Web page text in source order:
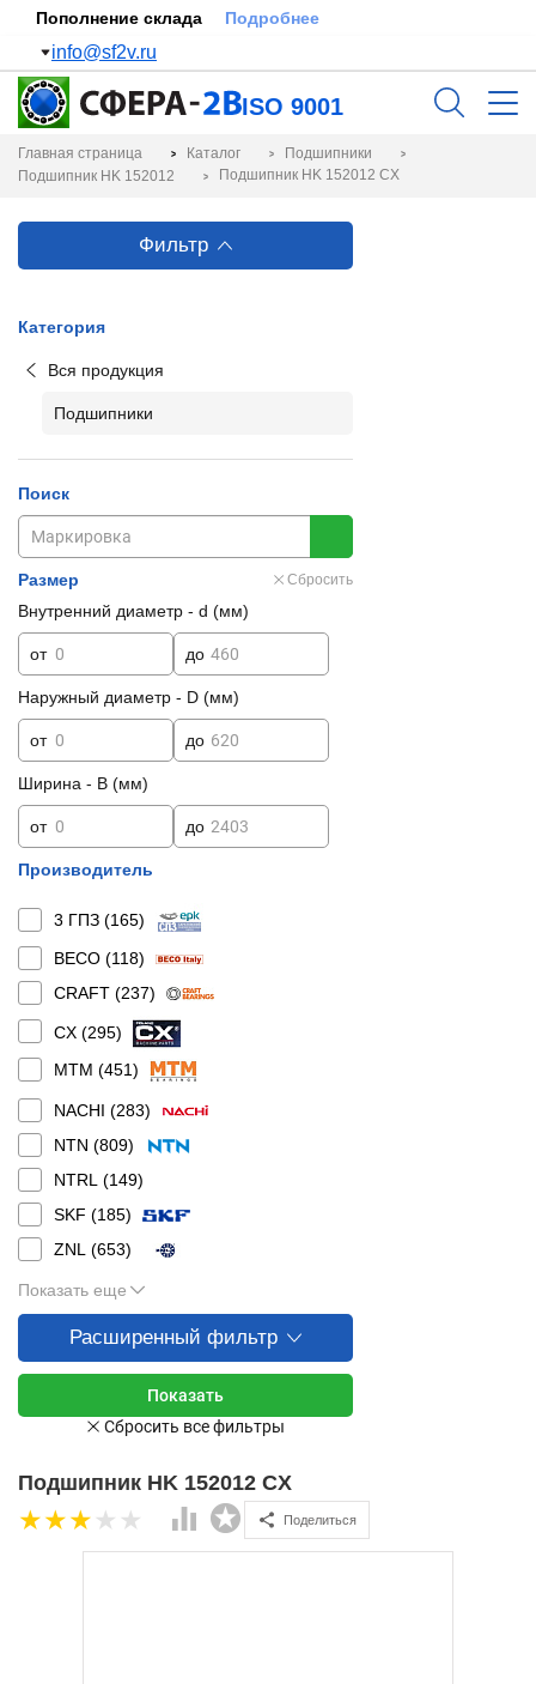
Пополнение склада Подробнее
info@sf2v.ru
ISO 9001
Главная страница Каталог
Подшипники
Подшипник HK 152012
Подшипник HK 152012 CX
Фильтр
Категория
Вся продукция
Подшипники
Поиск
Размер Сбросить
Внутренний диаметр - d (мм)
от до
Наружный диаметр - D (мм)
от до
Ширина - B (мм)
от до
Производитель
3 ГПЗ (165)
BECO (118)
CRAFT (237)
CX (295)
MTM (451)
NACHI (283)
NTN (809)
NTRL (149)
SKF (185)
ZNL (653)
Показать еще
Расширенный фильтр
Подшипник HK 152012 CX
Поделиться